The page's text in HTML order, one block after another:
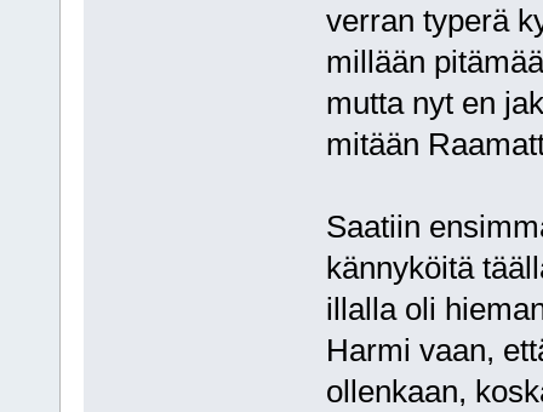
verran typerä
millään
mutta nyt en
mitään
Saatiin
kännyköitä
illalla oli
Harmi vaan,
ollenkaan,